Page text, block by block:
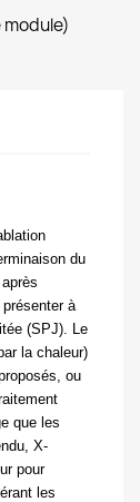
du
présenter à
(SPJ). Le
la chaleur)
ou
que les
X-
pour
les